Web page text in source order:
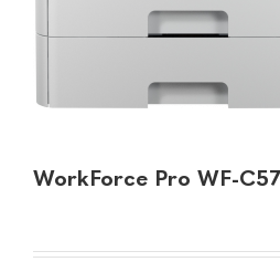
WorkForce Pro WF-